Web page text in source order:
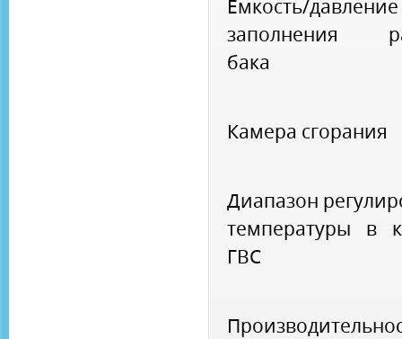
Емкость/давление
заполнения
бака
Камера сгорания
Диапазон
температуры в
ГВС